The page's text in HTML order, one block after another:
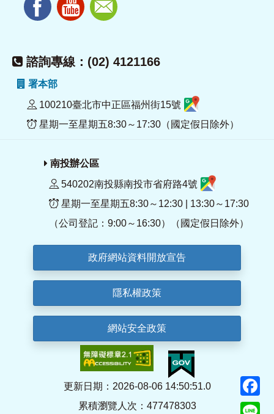
諮詢專線：(02) 4121166
署本部
100210臺北市中正區福州街15號
星期一至星期五8:30～17:30（國定假日除外）
南投辦公區
540202南投縣南投市省府路4號
星期一至星期五8:30～12:30 | 13:30～17:30
（公司登記：9:00～16:30）（國定假日除外）
政府網站資料開放宣告
隱私權政策
網站安全政策
更新日期：2026-08-06 14:50:51.0
累積瀏覽人次：477478303